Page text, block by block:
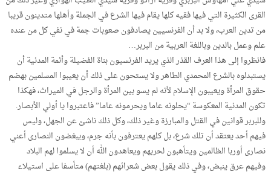
القرى الكثيرة التي فيها فقيه كلها يقام فيها الشرع في الجملة وأهلها متدينون قريبا
من تدين العرب، ولا بد أن الفرنسيين يصادفون صعوبات جمة في نفي كل من عنده
علم وعمل بالدين وباللغة العربية من البربر…
فانظروا إلى هذا العرف القذر الذي يريد الفرنسيون بناة الفضيلة وأئمة المدنية أن
يستبدلوه بالشرع المحمدي الطاهر ولا يستحون على ذلك أن يعيبوا المسلمين بهضم
حقوق المرأة ويعيبون الإسلام لأنه لم يسو بين المرأة والرجل في الميراث، فهكذا
تكون المدنية المعكوسة “يحلونه عاما ويحرمونه عاما” فاعتبروا يا أولي الأبصار.
وللبربر قوانين في القتل والمبارزة وغير ذلك، وكل ذلك ناشئ عن الجهل، وليس
فيهم أحد يعتقد أن تلك شرع، بل كلهم يعترفون بأنه جرم، ويبغضون النصارى أعني
نصارى أوربا الظالمين ويتأهبون لحربهم ويعاهدون الله أن لا يسلموا لهم البلاد
وفيهم عرق ينبض، وفي ذلك يقول بعض شعرائهم (بلغتهم) متأسفا على استيلاء